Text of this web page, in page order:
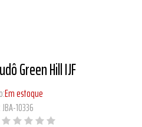
Green Hill IJF
Em estoque
JBA-10336